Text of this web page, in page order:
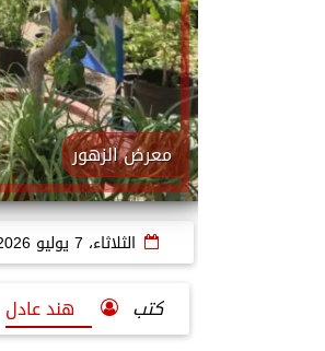
معرض الزهور
الثلاثاء، 7 يوليو 2026
كتب
هند عادل